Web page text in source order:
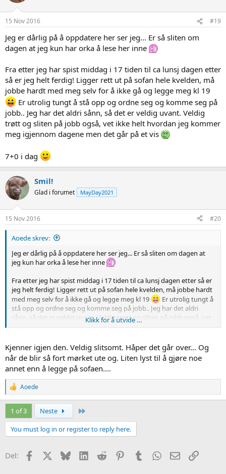
15 Nov 2016 #19
Jeg er dårlig på å oppdatere her ser jeg... Er så sliten om
dagen at jeg kun har orka å lese her inne
Fra etter jeg har spist middag i 17 tiden til ca lunsj dagen etter
så er jeg helt ferdig! Ligger rett ut på sofan hele kvelden, må
jobbe hardt med meg selv for å ikke gå og legge meg kl 19
Er utrolig tungt å stå opp og ordne seg og komme seg på
jobb.. Jeg har det aldri sånn, så det er veldig uvant. Veldig
trøtt og sliten på jobb også, vet ikke helt hvordan jeg kommer
meg igjennom dagene men det går på et vis
7+0 i dag
Smil!
Glad i forumet MayDay2021
15 Nov 2016 #20
Aoede skrev:
Jeg er dårlig på å oppdatere her ser jeg... Er så sliten om dagen at
jeg kun har orka å lese her inne
Fra etter jeg har spist middag i 17 tiden til ca lunsj dagen etter så er
jeg helt ferdig! Ligger rett ut på sofan hele kvelden, må jobbe hardt
med meg selv for å ikke gå og legge meg kl 19
Er utrolig tungt å
stå opp og ordne seg og komme seg på jobb.. Jeg har det aldri
sånn, så det er veldig uvant. Veldig trøtt og sliten på jobb også, vet
ikke helt hvordan jeg kommer meg igjennom dagene men det går
7+0 i dag
Klikk for å utvide …
Kjenner igjen den. Veldig slitsomt. Håper det går over... Og
når de blir så fort mørket ute og. Liten lyst til å gjøre noe
annet enn å legge på sofaen....
R
e
a
c
t
i
o
Aoede
1 of 3 Neste
You must log in or register to reply here.
Del: Facebook BlueskyLinkedInReddit PinterestTumblrWhatsApp
EpostLink